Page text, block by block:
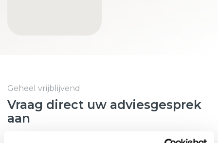
Geheel vrijblijvend
Vraag direct uw adviesgesprek
aan